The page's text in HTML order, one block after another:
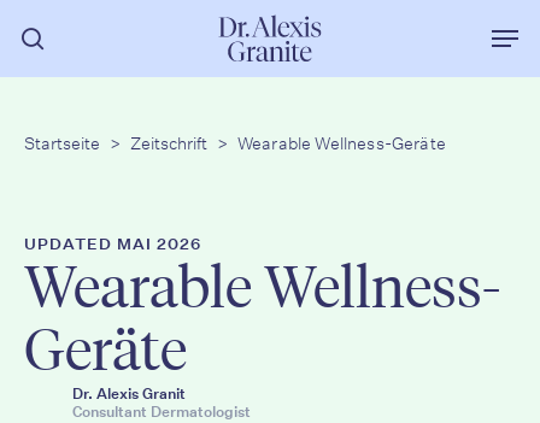
Hauptinhalt
springen
Suche
Startseite > Zeitschrift > Wearable Wellness-Geräte
UPDATED MAI 2026
Wearable Wellness-
Geräte
Dr. Alexis Granit
Consultant Dermatologist